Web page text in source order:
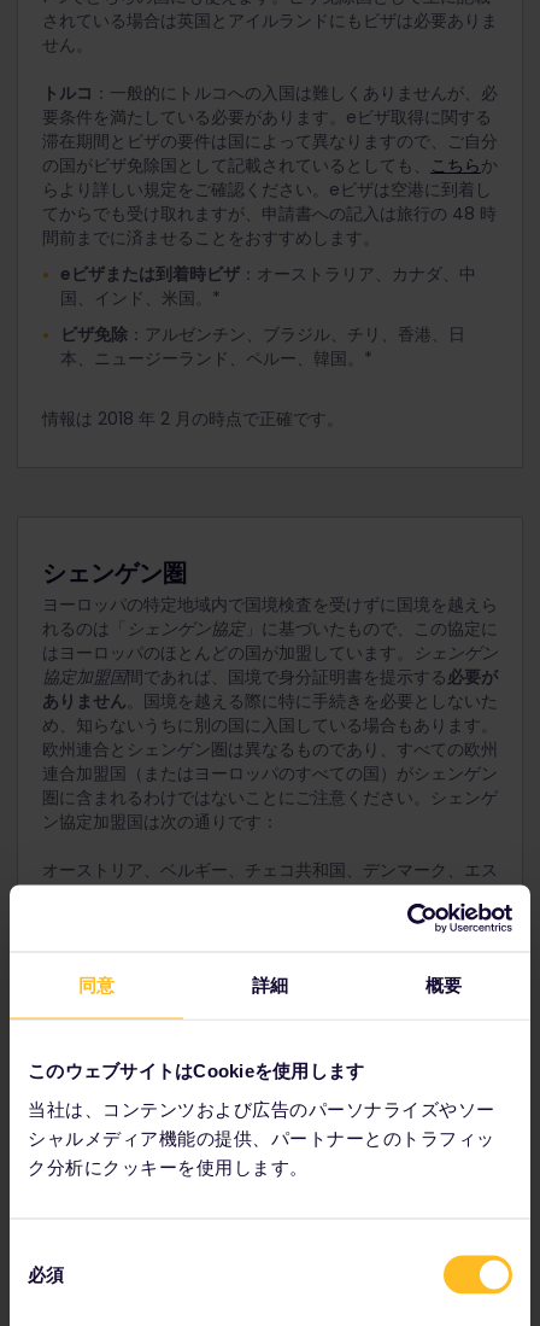
同意 詳細 概要
このウェブサイトはCookieを使用します
当社は、コンテンツおよび広告のパーソナライズやソー
シャルメディア機能の提供、パートナーとのトラフィッ
ク分析にクッキーを使用します。
必須
されている場合は英国とアイルランドにもビザは必要ありま
せん。
トルコ ：一般的にトルコへの入国は難しくありませんが、必
要条件を満たしている必要があります。eビザ取得に関する
滞在期間とビザの要件は国によって異なりますので、ご自分
の国がビザ免除国として記載されているとしても、 こちらか
らより詳しい規定をご確認ください。eビザは空港に到着し
てからでも受け取れますが、申請書への記入は旅行の 48 時
間前までに済ませることをおすすめします。
eビザまたは到着時ビザ ：オーストラリア、カナダ、中
国、インド、米国。*
ビザ免除 ：アルゼンチン、ブラジル、チリ、香港、日
本、ニュージーランド、ペルー、韓国。*
情報は 2018 年 2 月の時点で正確です。
シェンゲン圏
ヨーロッパの特定地域内で国境検査を受けずに国境を越えら
れるのは「
シェンゲン協定」に基づいたもので、この協定に
はヨーロッパのほとんどの国が加盟しています。
シェンゲン
協定加盟国間であれば、国境で身分証明書を提示する必要が
ありません 。国境を越える際に特に手続きを必要としないた
め、知らないうちに別の国に入国している場合もあります。
欧州連合とシェンゲン圏は異なるものであり、すべての欧州
連合加盟国（またはヨーロッパのすべての国）がシェンゲン
圏に含まれるわけではないことにご注意ください。シェンゲ
ン協定加盟国は次の通りです：
オーストリア、ベルギー、チェコ共和国、デンマーク、エス
ガリー、アイスランド、イタリア、ラトビア、リヒテンシュ
ニア、スペイン、スウェーデン、スイス。*
ン協定に加盟していませんが、シェンゲンビザを保持してい
るか、ビザが免除されている国からお越しの場合は、
の国に入国することができます。英国、アイルランド、トル
コもシェンゲン協定に加盟していませんが、これらの国は独
自のビザ規定を設けています。*